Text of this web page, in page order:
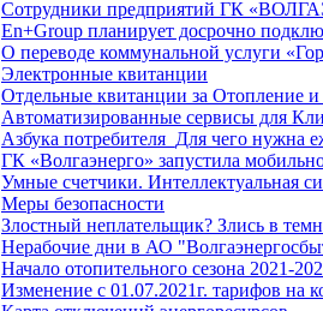
Сотрудники предприятий ГК
En+Group планирует досрочно
О переводе коммунальной услуги
Электронные квитанции
Отдельные квитанции за Отопление
Автоматизированные сервисы для
Азбука потребителя_Для чего нужна
ГК «Волгаэнерго» запустила
Умные счетчики. Интеллектуальная
Меры безопасности
Злостный неплательщик? Злись в
Нерабочие дни в АО
Начало отопительного сезона 2021-
Изменение с 01.07.2021г. тарифов на